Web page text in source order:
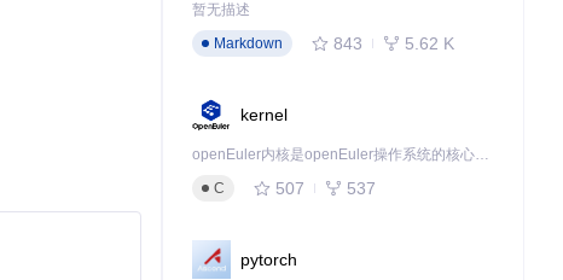
暂无描述
Markdown
843 5.62 K
kernel
openEuler内核是openEuler操作系统的核心，既是系统性能与稳定性的基石，也是连接处理器、设备与服务的桥梁。
C
507 537
pytorch